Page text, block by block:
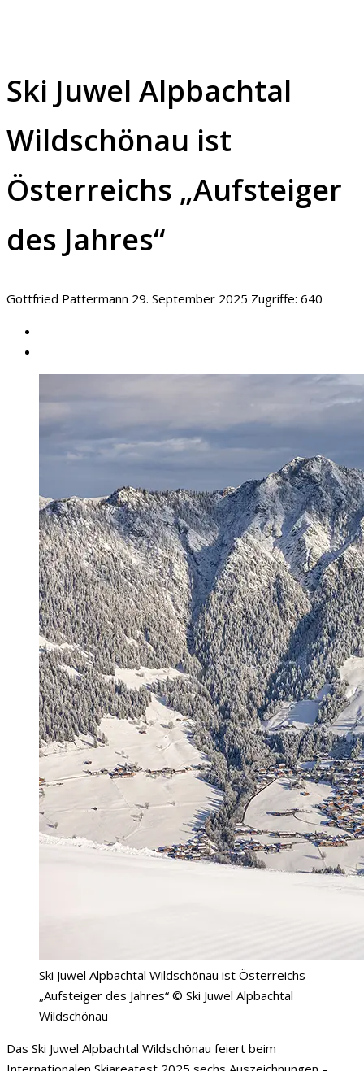
Ski Juwel Alpbachtal
Wildschönau ist
Österreichs „Aufsteiger
des Jahres“
Gottfried Pattermann 29. September 2025 Zugriffe: 640
Ski Juwel Alpbachtal Wildschönau ist Österreichs
„Aufsteiger des Jahres“ © Ski Juwel Alpbachtal
Wildschönau
Das Ski Juwel Alpbachtal Wildschönau feiert beim